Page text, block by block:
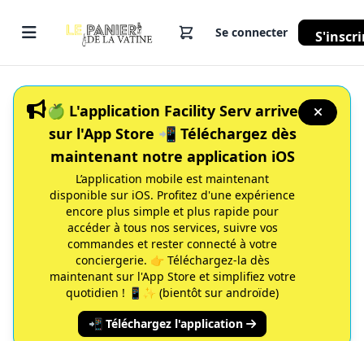
Se connecter
🍏 L'application Facility Serv arrive
sur l'App Store 📲 Téléchargez dès
maintenant notre application iOS
L’application mobile est maintenant
disponible sur iOS. Profitez d'une expérience
encore plus simple et plus rapide pour
accéder à tous nos services, suivre vos
commandes et rester connecté à votre
conciergerie. 👉 Téléchargez-la dès
maintenant sur l'App Store et simplifiez votre
quotidien ! 📱✨ (bientôt sur androïde)
📲 Téléchargez l'application